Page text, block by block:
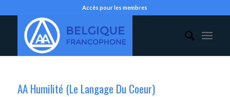
Accès pour les membres
AA Humilité (Le Langage Du Coeur)